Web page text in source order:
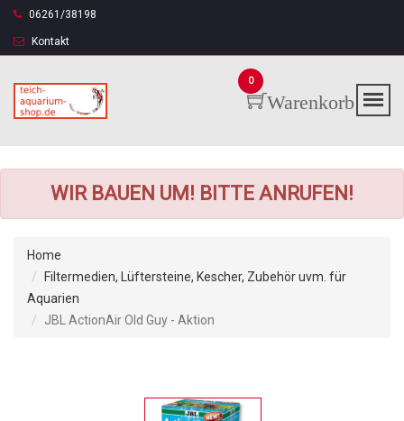
06261/38198
Kontakt
Warenkorb
0
WIR BAUEN UM! BITTE ANRUFEN!
Home
Filtermedien, Lüftersteine, Kescher, Zubehör uvm. für
Aquarien
JBL ActionAir Old Guy - Aktion